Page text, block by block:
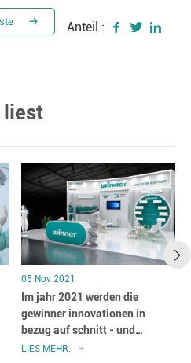
Anteil :
liest
05 Nov 2021
Im jahr 2021 werden die
gewinner innovationen in
bezug auf schnitt - und
ansteckungsprävention
LIES MEHR.